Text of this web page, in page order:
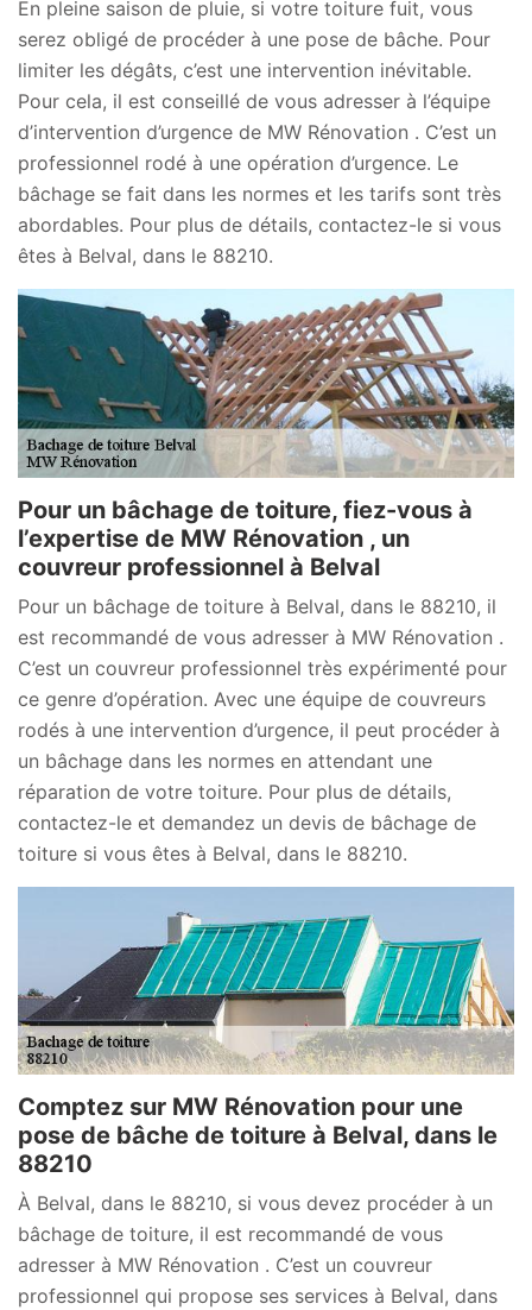
En pleine saison de pluie, si votre toiture fuit, vous
serez obligé de procéder à une pose de bâche. Pour
limiter les dégâts, c’est une intervention inévitable.
Pour cela, il est conseillé de vous adresser à l’équipe
d’intervention d’urgence de MW Rénovation . C’est un
professionnel rodé à une opération d’urgence. Le
bâchage se fait dans les normes et les tarifs sont très
abordables. Pour plus de détails, contactez-le si vous
êtes à Belval, dans le 88210.
Pour un bâchage de toiture, fiez-vous à
l’expertise de MW Rénovation , un
couvreur professionnel à Belval
Pour un bâchage de toiture à Belval, dans le 88210, il
est recommandé de vous adresser à MW Rénovation .
C’est un couvreur professionnel très expérimenté pour
ce genre d’opération. Avec une équipe de couvreurs
rodés à une intervention d’urgence, il peut procéder à
un bâchage dans les normes en attendant une
réparation de votre toiture. Pour plus de détails,
contactez-le et demandez un devis de bâchage de
toiture si vous êtes à Belval, dans le 88210.
Comptez sur MW Rénovation pour une
pose de bâche de toiture à Belval, dans le
88210
À Belval, dans le 88210, si vous devez procéder à un
bâchage de toiture, il est recommandé de vous
adresser à MW Rénovation . C’est un couvreur
professionnel qui propose ses services à Belval, dans